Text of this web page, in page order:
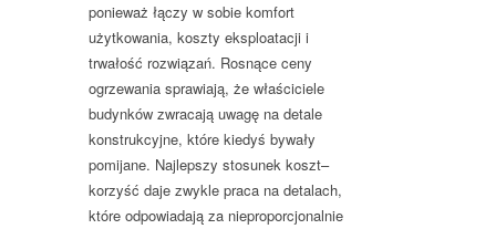
ponieważ łączy w sobie komfort
użytkowania, koszty eksploatacji i
trwałość rozwiązań. Rosnące ceny
ogrzewania sprawiają, że właściciele
budynków zwracają uwagę na detale
konstrukcyjne, które kiedyś bywały
pomijane. Najlepszy stosunek koszt–
korzyść daje zwykle praca na detalach,
które odpowiadają za nieproporcjonalnie